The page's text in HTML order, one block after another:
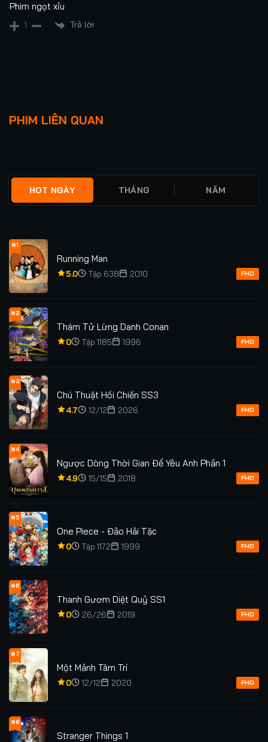
Phim ngọt xỉu
1 Trả lời
PHIM LIÊN QUAN
Tay Đua
HOT NGÀY THÁNG NĂM
#1
Running Man
5.0 Tập 638 2010 FHD
#2
Thám Tử Lừng Danh Conan
0 Tập 1185 1996 FHD
#3
Chú Thuật Hồi Chiến SS3
4.7 12/12 2026 FHD
#4
Ngược Dòng Thời Gian Để Yêu Anh Phần 1
4.9 15/15 2018 FHD
#5
One Piece - Đảo Hải Tặc
0 Tập 1172 1999 FHD
#6
Thanh Gươm Diệt Quỷ SS1
0 26/26 2019 FHD
#7
Một Mảnh Tâm Trí
0 12/12 2020 FHD
#8
Stranger Things 1